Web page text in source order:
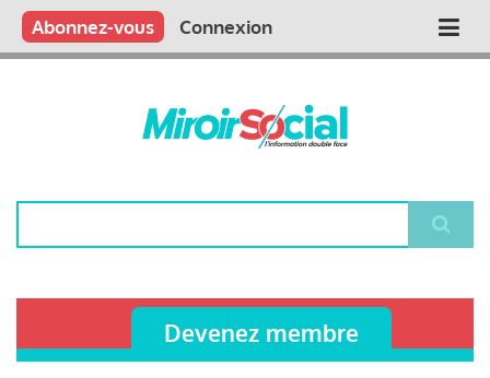
Aller
contenu
Main
Qui sommes nous ?
Vous publiez
Nous publions
Contactez-nous
Abonnez-vous Connexion
Devenez membre